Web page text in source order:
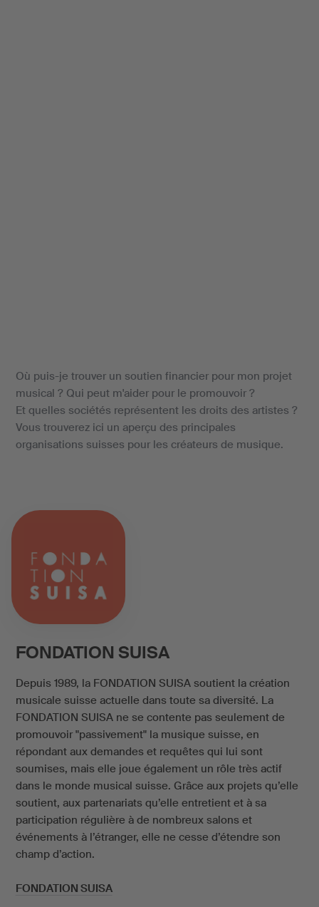
Où puis-je trouver un soutien financier pour mon projet
musical ? Qui peut m'aider pour le promouvoir ?
Et quelles sociétés représentent les droits des artistes ?
Vous trouverez ici un aperçu des principales
organisations suisses pour les créateurs de musique.
FONDATION SUISA
Depuis 1989, la FONDATION SUISA soutient la création
musicale suisse actuelle dans toute sa diversité. La
FONDATION SUISA ne se contente pas seulement de
promouvoir "passivement"la musique suisse, en
répondant aux demandes et requêtes qui lui sont
soumises, mais elle joue également un rôle très actif
dans le monde musical suisse. Grâce aux projets qu’elle
soutient, aux partenariats qu’elle entretient et à sa
participation régulière à de nombreux salons et
événements à l’étranger, elle ne cesse d’étendre son
champ d’action.
FONDATION SUISA